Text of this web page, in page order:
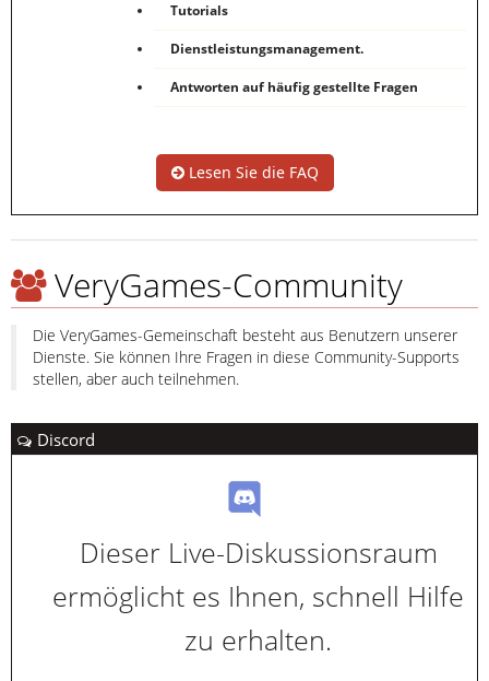
Tutorials
Dienstleistungsmanagement.
Antworten auf häufig gestellte Fragen
Lesen Sie die FAQ
VeryGames-Community
Die VeryGames-Gemeinschaft besteht aus Benutzern unserer
Dienste. Sie können Ihre Fragen in diese Community-Supports
stellen, aber auch teilnehmen.
Discord
Dieser Live-Diskussionsraum
ermöglicht es Ihnen, schnell Hilfe
zu erhalten.